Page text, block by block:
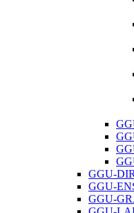
GGU-
GGU-
GGU-